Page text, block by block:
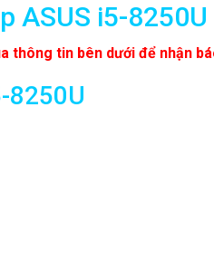
ASUS i5-8250U
thông tin bên dưới để nhận
8250U